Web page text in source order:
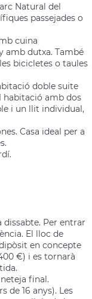
Natural del
passejades o
cuina
amb dutxa. També
bicicletes o taules
doble suite
habitació amb dos
i un llit individual,
Casa ideal per a
dissabte. Per entrar
El lloc de
en concepte
€) i es tornarà
final.
de 16 anys). Les